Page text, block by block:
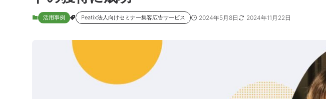
活用事例 Peatix法人向けセミナー集客広告サービス 2024年5月8日 2024年11月22日